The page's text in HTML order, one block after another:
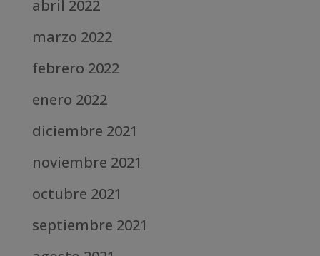
abril 2022
marzo 2022
febrero 2022
enero 2022
diciembre 2021
noviembre 2021
octubre 2021
septiembre 2021